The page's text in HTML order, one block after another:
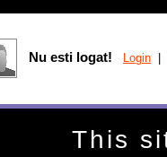
Nu esti logat! Login
This